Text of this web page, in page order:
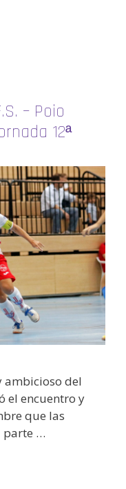
– Poio
12ª
ambicioso del
el encuentro y
que las
parte …